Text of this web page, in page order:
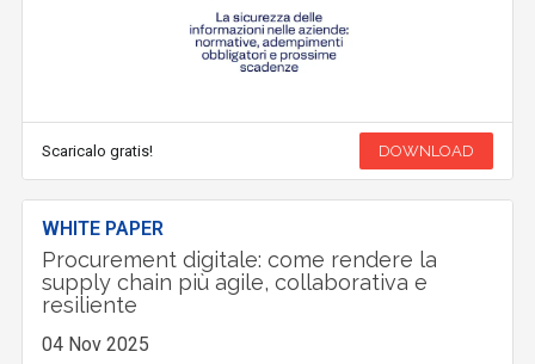
Scaricalo gratis! DOWNLOAD
WHITE PAPER
Procurement digitale: come rendere la
supply chain più agile, collaborativa e
resiliente
04 Nov 2025